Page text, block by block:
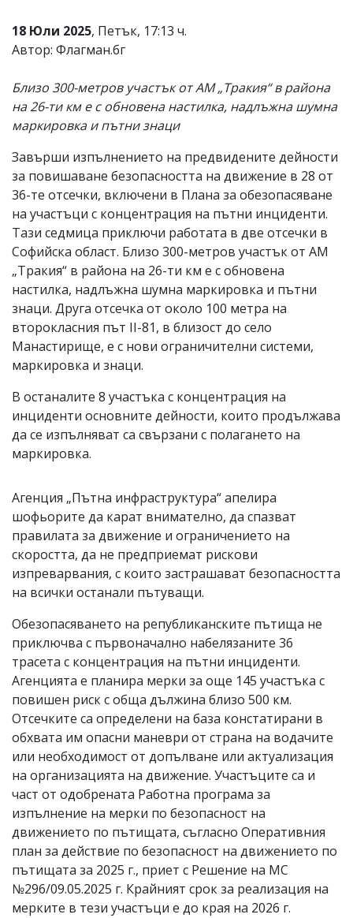
под
статиите
от
читателите
редакцията
носи
отговорност
за
тях!
Ако
откриете
обиден
за
вас
коментар,
сигнализирайте
ни!
18 Юли 2025, Петък, 17:13 ч.
Автор: Флагман.бг
Близо 300-метров участък от АМ „Тракия“ в района
на 26-ти км e с обновена настилка, надлъжна шумна
маркировка и пътни знаци
Завърши изпълнението на предвидените дейности
за повишаване безопасността на движение в 28 от
36-те отсечки, включени в Плана за обезопасяване
на участъци с концентрация на пътни инциденти.
Тази седмица приключи работата в две отсечки в
Софийска област. Близо 300-метров участък от АМ
„Тракия“ в района на 26-ти км e с обновена
настилка, надлъжна шумна маркировка и пътни
знаци. Друга отсечка от около 100 метра на
второкласния път II-81, в близост до село
Манастирище, е с нови ограничителни системи,
маркировка и знаци.
В останалите 8 участъка с концентрация на
инциденти основните дейности, които продължава
да се изпълняват са свързани с полагането на
маркировка.
Агенция „Пътна инфраструктура“ апелира
шофьорите да карат внимателно, да спазват
правилата за движение и ограничението на
скоростта, да не предприемат рискови
изпреварвания, с които застрашават безопасността
на всички останали пътуващи.
Обезопасяването на републиканските пътища не
приключва с първоначално набелязаните 36
трасета с концентрация на пътни инциденти.
Агенцията е планира мерки за още 145 участъка с
повишен риск с обща дължина близо 500 км.
Отсечките са определени на база констатирани в
обхвата им опасни маневри от страна на водачите
или необходимост от допълване или актуализация
на организацията на движение. Участъците са и
част от одобрената Работна програма за
изпълнение на мерки по безопасност на
движението по пътищата, съгласно Оперативния
план за действие по безопасност на движението по
пътищата за 2025 г., приет с Решение на МС
№296/09.05.2025 г. Крайният срок за реализация на
мерките в тези участъци е до края на 2026 г.